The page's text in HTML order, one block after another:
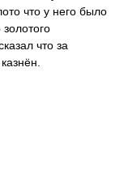
что у него было
что за